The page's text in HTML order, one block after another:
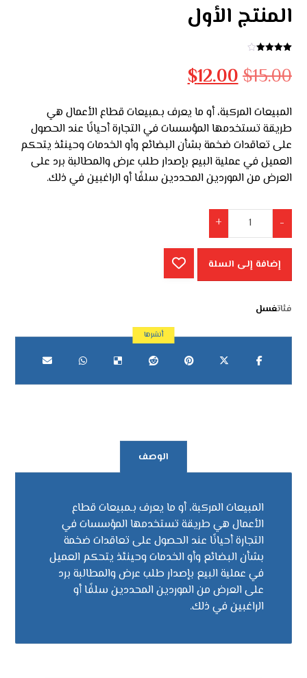
المنتج الأول
بـ 4.00
من 5 بناءً
على
$15.00
$12.00
المبيعات المركبة، أو ما يعرف بـمبيعات قطاع الأعمال هي
طريقة تستخدمها المؤسسات في التجارة أحيانًا عند الحصول
على تعاقدات ضخمة بشأن البضائع وأو الخدمات وحينئذ يتحكم
العميل في عملية البيع بإصدار طلب عرض والمطالبة برد على
العرض من الموردين المحددين سلفًا أو الراغبين في ذلك.
-
+
إضافة إلى السلة
فئاتغسل
الوصف
المبيعات المركبة، أو ما يعرف بـمبيعات قطاع
الأعمال هي طريقة تستخدمها المؤسسات في
التجارة أحيانًا عند الحصول على تعاقدات ضخمة
بشأن البضائع وأو الخدمات وحينئذ يتحكم العميل
في عملية البيع بإصدار طلب عرض والمطالبة برد
على العرض من الموردين المحددين سلفًا أو
الراغبين في ذلك.